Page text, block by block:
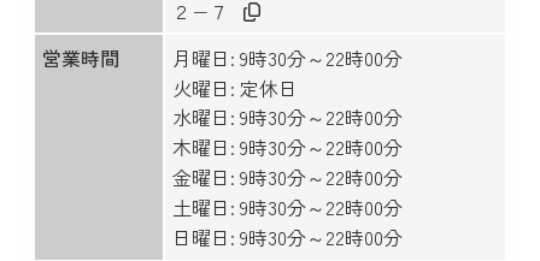
２−７
営業時間
月曜日: 9時30分～22時00分
火曜日: 定休日
水曜日: 9時30分～22時00分
木曜日: 9時30分～22時00分
金曜日: 9時30分～22時00分
土曜日: 9時30分～22時00分
日曜日: 9時30分～22時00分